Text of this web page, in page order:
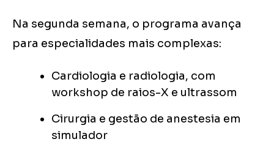
Na segunda semana, o programa avança
para especialidades mais complexas:
Cardiologia e radiologia, com
workshop de raios-X e ultrassom
Cirurgia e gestão de anestesia em
simulador